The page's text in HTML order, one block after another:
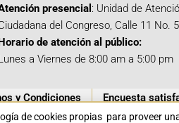
presencial : Unidad de
del Congreso, Calle 11 No.
de atención al público:
a Viernes de 8:00 am a 5:00 pm
y Condiciones Encuesta
de cookies propias para proveer